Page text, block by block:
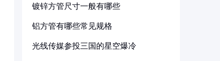
镀锌方管尺寸一般有哪些
铝方管有哪些常见规格
光线传媒参投三国的星空爆冷